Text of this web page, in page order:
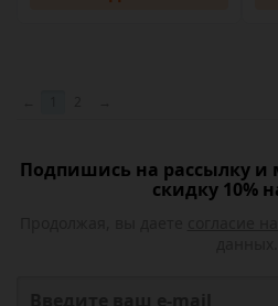
Подпишись на рассылку и
скидку 10%